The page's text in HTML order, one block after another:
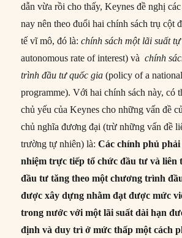
dẫn vừa rồi cho thấy, Keynes đề nghị
nay nên theo đuổi hai chính sách trụ cột
tế vĩ mô, đó là:chính sách một lãi suất
autonomous rate of interest) vàchính
trình đầu tư quốc gia(policy of a
programme). Với hai chính sách này, có
chủ yếu của Keynes cho những vấn đề
chủ nghĩa đương đại (trừ những vấn đề
trường tự nhiên) là:Các chính phủ
nhiệm trực tiếp tổ chức đầu tư và liên
đầu tư tăng theo một chương trình
được xây dựng nhằm đạt được mức
trong nước với một lãi suất dài hạn
định và duy trì ở mức thấp một cách